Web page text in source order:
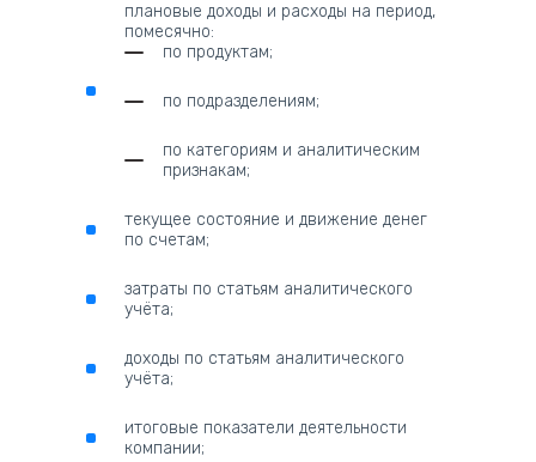
плановые доходы и расходы на период,
помесячно:
по продуктам;
по подразделениям;
по категориям и аналитическим
признакам;
текущее состояние и движение денег
по счетам;
затраты по статьям аналитического
учёта;
доходы по статьям аналитического
учёта;
итоговые показатели деятельности
компании;